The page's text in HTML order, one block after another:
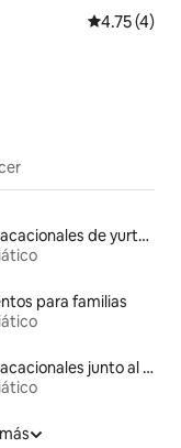
Calificación
4.75 (4)
Rentas vacacionales de yurtas
para familias
Rentas vacacionales junto al agua